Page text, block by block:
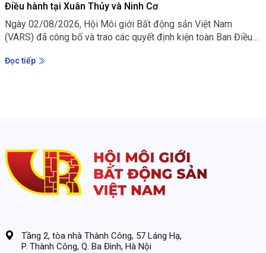
Điều hành tại Xuân Thủy và Ninh Cơ
Ngày 02/08/2026, Hội Môi giới Bất động sản Việt Nam
(VARS) đã công bố và trao các quyết định kiện toàn Ban Điều
Điều hành VARS tại Xuân Thủy - Nam Định và Ninh Cơ - Nam
Đọc tiếp
Tầng 2, tòa nhà Thành Công, 57 Láng Hạ,
P. Thành Công, Q. Ba Đình, Hà Nội